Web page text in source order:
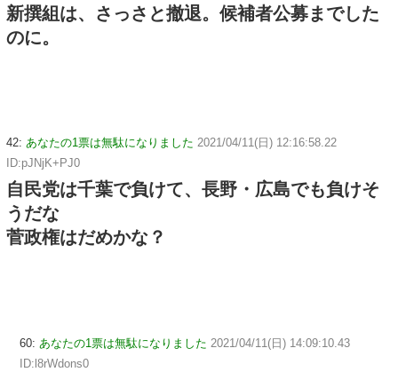
新撰組は、さっさと撤退。候補者公募までした
のに。
42: あなたの1票は無駄になりました 2021/04/11(日) 12:16:58.22
ID:pJNjK+PJ0
自民党は千葉で負けて、長野・広島でも負けそ
うだな
菅政権はだめかな？
60: あなたの1票は無駄になりました 2021/04/11(日) 14:09:10.43
ID:l8rWdons0